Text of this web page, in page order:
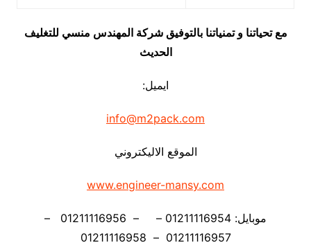
مع تحياتنا و تمنياتنا بالتوفيق شركة المهندس منسي للتغليف
الحديث
ايميل:
info@m2pack.com
الموقع الاليكتروني
www.engineer-mansy.com
موبايل: 01211116954 – – 01211116956 –
01211116957 – 01211116958